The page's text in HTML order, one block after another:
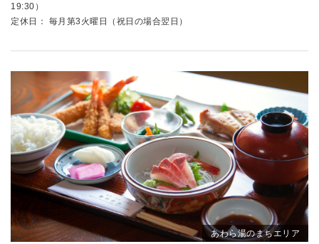
19:30）
定休日： 毎月第3火曜日（祝日の場合翌日）
あわら湯のまちエリア